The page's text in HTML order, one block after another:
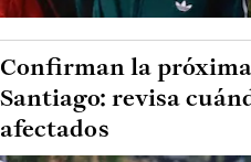
Confirman la
Santiago: revisa
afectados